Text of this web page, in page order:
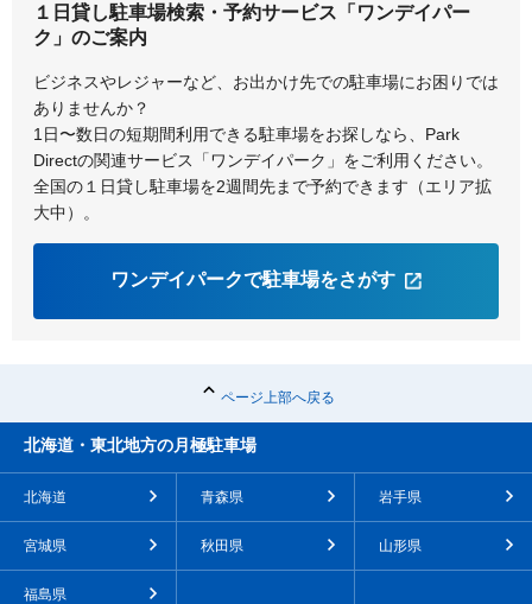
１日貸し駐車場検索・予約サービス「ワンデイパー
ク」のご案内
ビジネスやレジャーなど、お出かけ先での駐車場にお困りでは
ありませんか？
1日〜数日の短期間利用できる駐車場をお探しなら、Park
Directの関連サービス「ワンデイパーク」をご利用ください。
全国の１日貸し駐車場を2週間先まで予約できます（エリア拡
大中）。
ワンデイパークで駐車場をさがす
ページ上部へ戻る
北海道・東北地方の月極駐車場
北海道 青森県 岩手県
宮城県 秋田県 山形県
福島県